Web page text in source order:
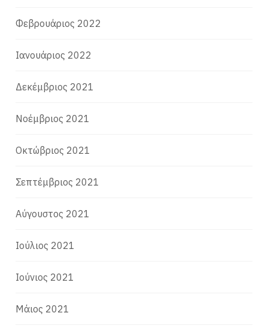
Φεβρουάριος 2022
Ιανουάριος 2022
Δεκέμβριος 2021
Νοέμβριος 2021
Οκτώβριος 2021
Σεπτέμβριος 2021
Αύγουστος 2021
Ιούλιος 2021
Ιούνιος 2021
Μάιος 2021